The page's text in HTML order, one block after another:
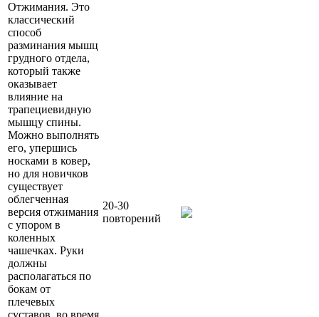
Отжимания. Это
классический
способ
разминания мышц
грудного отдела,
который также
оказывает
влияние на
трапециевидную
мышцу спины.
Можно выполнять
его, упершись
носками в ковер,
но для новичков
существует
облегченная
версия отжимания
с упором в
коленных
чашечках. Руки
должны
располагаться по
бокам от
плечевых
20-30
повторений